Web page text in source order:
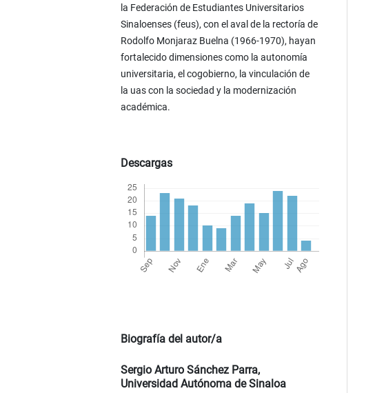
la Federación de Estudiantes Universitarios
Sinaloenses (feus), con el aval de la rectoría de
Rodolfo Monjaraz Buelna (1966-1970), hayan
fortalecido dimensiones como la autonomía
universitaria, el cogobierno, la vinculación de
la uas con la sociedad y la modernización
académica.
Descargas
Biografía del autor/a
Sergio Arturo Sánchez Parra,
Universidad Autónoma de Sinaloa